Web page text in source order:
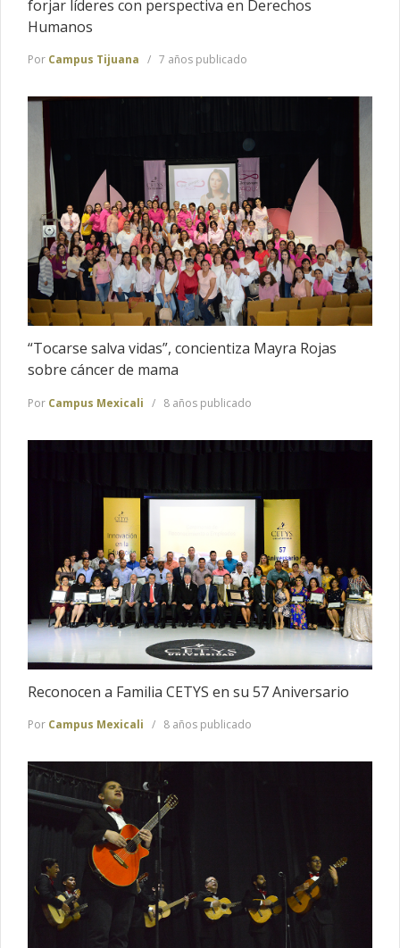
forjar líderes con perspectiva en Derechos
Humanos
Por Campus Tijuana 7 años publicado
“Tocarse salva vidas”, concientiza Mayra Rojas
sobre cáncer de mama
Por Campus Mexicali 8 años publicado
Reconocen a Familia CETYS en su 57 Aniversario
Por Campus Mexicali 8 años publicado